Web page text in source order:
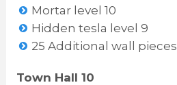
Mortar level 10
Hidden tesla level 9
25 Additional wall pieces
Town Hall 10